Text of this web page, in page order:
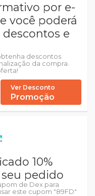
por e-
você poderá
e
descontos
da compra.
Ver Desconto
Promoção
10%
pedido
de Dex para
este cupom "89FD"